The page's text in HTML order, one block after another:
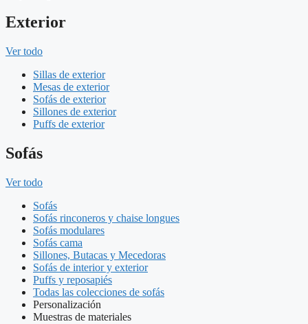
Exterior
Ver todo
Sillas de exterior
Mesas de exterior
Sofás de exterior
Sillones de exterior
Puffs de exterior
Sofás
Ver todo
Sofás
Sofás rinconeros y chaise longues
Sofás modulares
Sofás cama
Sillones, Butacas y Mecedoras
Sofás de interior y exterior
Puffs y reposapiés
Todas las colecciones de sofás
Personalización
Muestras de materiales